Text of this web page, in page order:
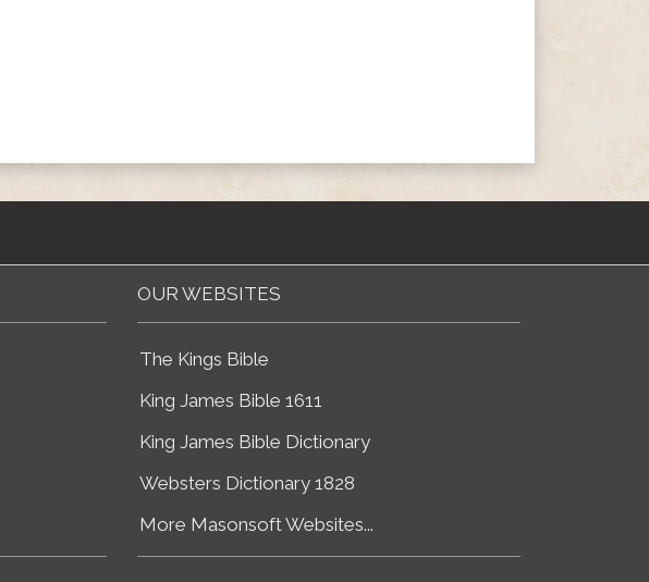
OUR WEBSITES
The Kings Bible
King James Bible 1611
King James Bible Dictionary
Websters Dictionary 1828
More Masonsoft Websites...